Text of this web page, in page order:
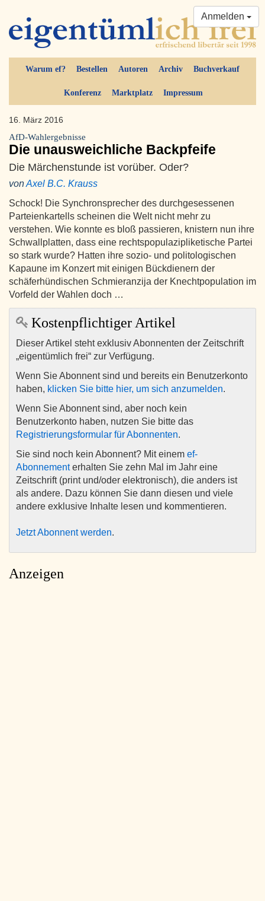
Warum ef? Bestellen Autoren Archiv Buchverkauf
Konferenz Marktplatz Impressum
Anmelden
16. März 2016
AfD-Wahlergebnisse
Die unausweichliche Backpfeife
Die Märchenstunde ist vorüber. Oder?
vonAxel B.C. Krauss
Schock! Die Synchronsprecher des durchgesessenen
Parteienkartells scheinen die Welt nicht mehr zu
verstehen. Wie konnte es bloß passieren, knistern nun ihre
Schwallplatten, dass eine rechtspopulazipliketische Partei
so stark wurde? Hatten ihre sozio- und politologischen
Kapaune im Konzert mit einigen Bückdienern der
schäferhündischen Schmieranzija der Knechtpopulation im
Vorfeld der Wahlen doch …
Kostenpflichtiger Artikel
Dieser Artikel steht exklusiv Abonnenten der Zeitschrift
„eigentümlich frei“ zur Verfügung.
Wenn Sie Abonnent sind und bereits ein Benutzerkonto
haben, klicken Sie bitte hier, um sich anzumelden.
Wenn Sie Abonnent sind, aber noch kein
Benutzerkonto haben, nutzen Sie bitte das
Registrierungsformular für Abonnenten.
Sie sind noch kein Abonnent? Mit einem ef-
Abonnementerhalten Sie zehn Mal im Jahr eine
Zeitschrift (print und/oder elektronisch), die anders ist
als andere. Dazu können Sie dann diesen und viele
andere exklusive Inhalte lesen und kommentieren.
Jetzt Abonnent werden.
Anzeigen